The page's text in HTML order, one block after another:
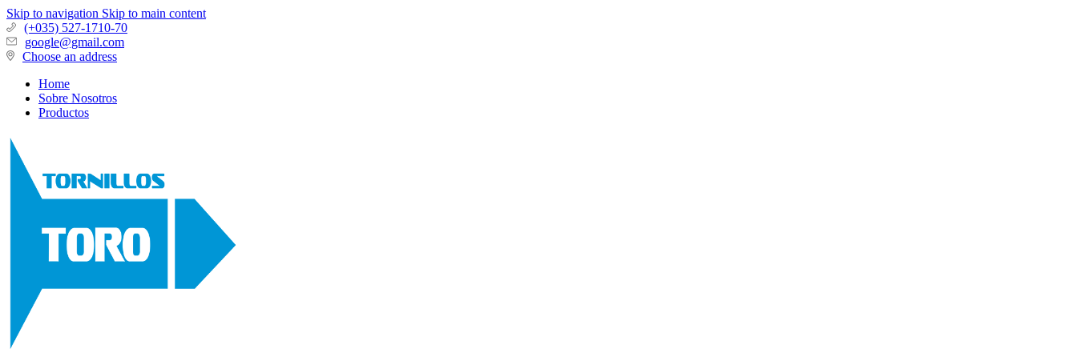
Skip to navigation Skip to main content
(+035) 527-1710-70
google@gmail.com
Choose an address
Home
Sobre Nosotros
Productos